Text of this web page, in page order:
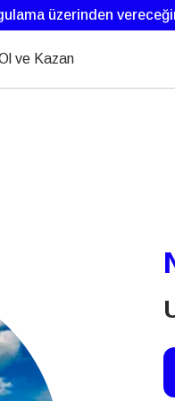
üzerinden
ve Kazan